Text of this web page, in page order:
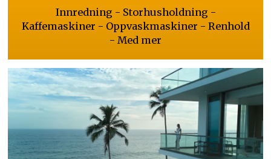
Innredning - Storhusholdning -
Kaffemaskiner - Oppvaskmaskiner - Renhold
- Med mer